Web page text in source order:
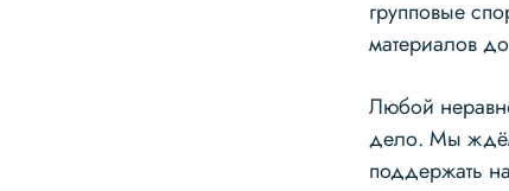
групповые
материалов
Любой
дело. Мы ждём
поддержать